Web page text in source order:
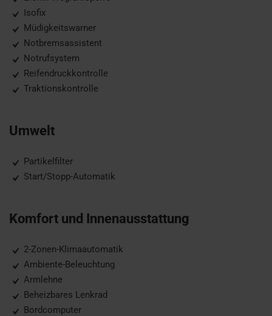
Isofix
Müdigkeitswarner
Notbremsassistent
Notrufsystem
Reifendruckkontrolle
Traktionskontrolle
Umwelt
Partikelfilter
Start/Stopp-Automatik
Komfort und Innenausstattung
2-Zonen-Klimaautomatik
Ambiente-Beleuchtung
Armlehne
Beheizbares Lenkrad
Bordcomputer